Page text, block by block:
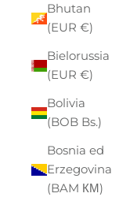
Bhutan
(EUR €)
Bielorussia
(EUR €)
Bolivia
(BOB Bs.)
Bosnia ed
Erzegovina
(BAM КМ)